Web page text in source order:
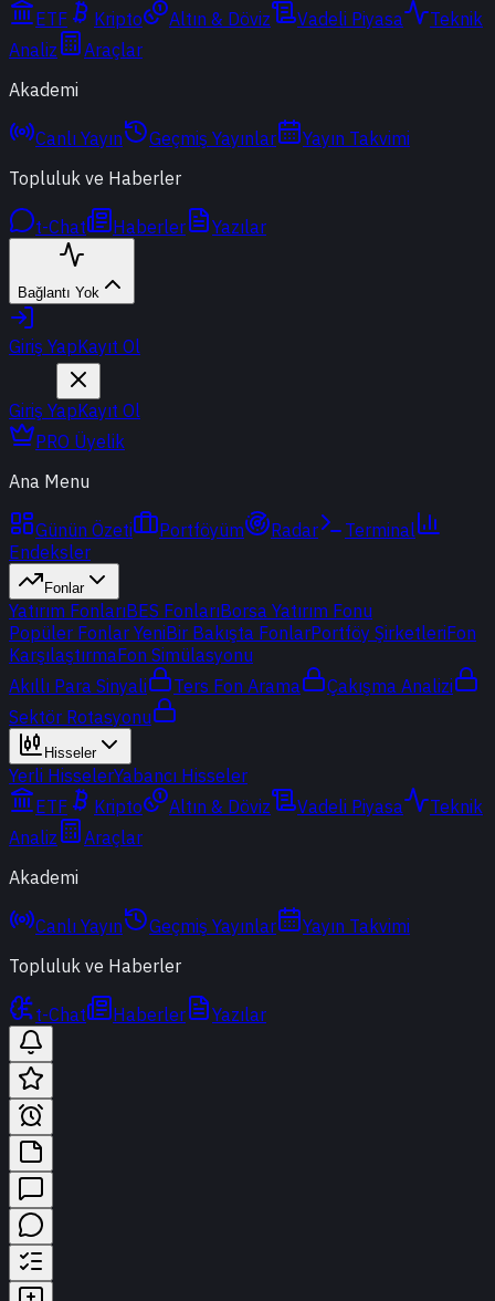
ETF
Kripto Altın & Döviz Vadeli Piyasa
Teknik
Analiz
Araçlar
Akademi
Canlı Yayın Geçmiş Yayınlar
Yayın Takvimi
Topluluk ve Haberler
t-Chat Haberler Yazılar
Bağlantı Yok
Giriş YapKayıt Ol
Giriş YapKayıt Ol
PRO Üyelik
Ana Menu
Günün Özeti Portföyüm Radar
Terminal
Endeksler
Fonlar
Yatırım FonlarıBES FonlarıBorsa Yatırım Fonu
Popüler Fonlar YeniBir Bakışta FonlarPortföy ŞirketleriFon
KarşılaştırmaFon Simülasyonu
Akıllı Para Sinyali
Ters Fon Arama
Çakışma Analizi
Sektör Rotasyonu
Hisseler
Yerli HisselerYabancı Hisseler
ETF
Kripto Altın & Döviz Vadeli Piyasa
Teknik
Analiz
Araçlar
Akademi
Canlı Yayın Geçmiş Yayınlar
Yayın Takvimi
Topluluk ve Haberler
t-Chat Haberler Yazılar